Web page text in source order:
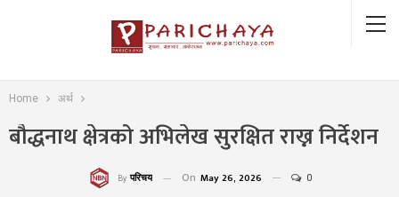
Home अर्थ
बौद्धनाथ क्षेत्रको अभिलेख सुरक्षित राख्न निर्देशन
By परिचय On May 26, 2026 0